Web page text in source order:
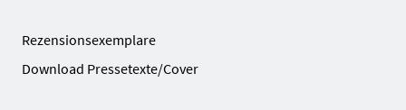
Rezensionsexemplare
Download Pressetexte/Cover